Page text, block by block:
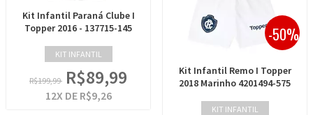
Kit Infantil Paraná Clube I
Topper 2016 - 137715-145
KIT INFANTIL
R$199,99 R$89,99
12X DE R$9,26
-50%
Kit Infantil Remo I Topper
2018 Marinho 4201494-575
KIT INFANTIL